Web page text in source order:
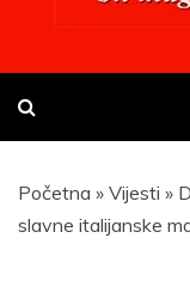
Prvi
Početna » Vijesti »
slavne italijanske